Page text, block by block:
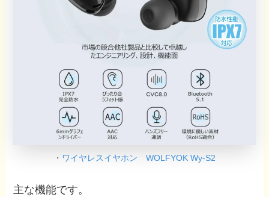
・ ワイヤレスイヤホン WOLFYOK Wy-S2
主な機能です。